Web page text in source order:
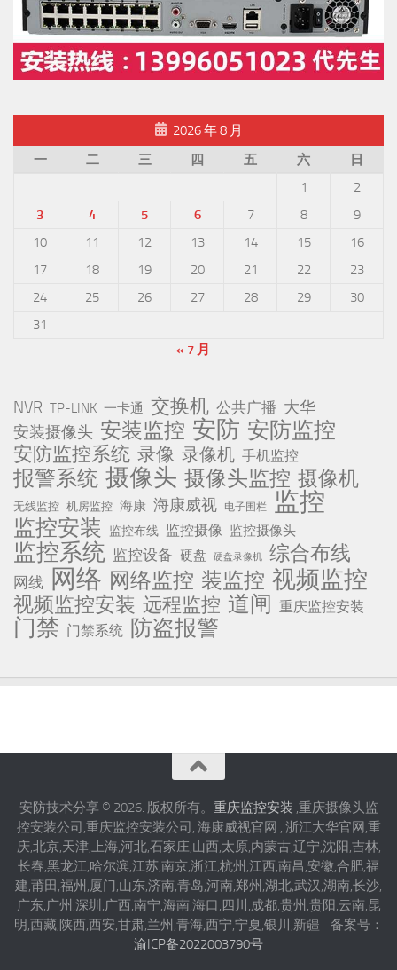
2026 年 8 月
一
二 三 四 五 六
日
1
2
3
4 5 6 7 8
9
10
11 12 13 14 15
16
17
18 19 20 21 22
23
24
25 26 27 28 29
30
31
« 7 月
NVR TP-LINK 一卡通 交换机 公共广播 大华
安装摄像头 安装监控 安防 安防监控
安防监控系统 录像 录像机 手机监控
报警系统 摄像头 摄像头监控 摄像机
无线监控 机房监控 海康 海康威视 电子围栏 监控
监控安装 监控布线 监控摄像 监控摄像头
监控系统 监控设备 硬盘 硬盘录像机 综合布线
网线 网络 网络监控 装监控 视频监控
视频监控安装 远程监控 道闸 重庆监控安装
门禁 门禁系统 防盗报警
安防技术分享 © 2026. 版权所有。 重庆监控安装 ,重庆摄像头监
控安装公司,重庆监控安装公司, 海康威视官网 , 浙江大华官网,重
庆,北京,天津,上海,河北,石家庄,山西,太原,内蒙古,辽宁,沈阳,吉林,
长春,黑龙江,哈尔滨,江苏,南京,浙江,杭州,江西,南昌,安徽,合肥,福
建,莆田,福州,厦门,山东,济南,青岛,河南,郑州,湖北,武汉,湖南,长沙,
广东,广州,深圳,广西,南宁,海南,海口,四川,成都,贵州,贵阳,云南,昆
明,西藏,陕西,西安,甘肃,兰州,青海,西宁,宁夏,银川,新疆 备案号：
渝ICP备2022003790号